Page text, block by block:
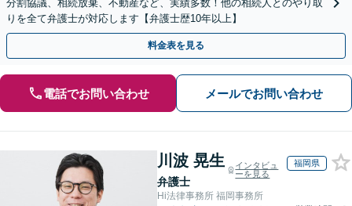
分割協議、相続放棄、不動産など、実績多数！他の相続人とのやり取
りを全て弁護士が対応します【弁護士歴10年以上】
料金表を見る
電話でお問い合わせ メールでお問い合わせ
川波 晃生
弁護士
インタビュ
ーを見る
福岡県
Hi法律事務所 福岡事務所